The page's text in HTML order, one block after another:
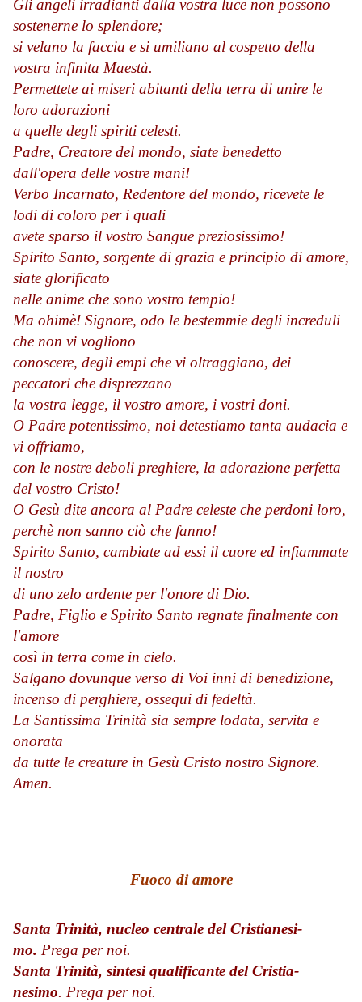
Gli angeli irradianti dalla vostra luce non possono
sostenerne lo splendore;
si velano la faccia e si umiliano al cospetto della
vostra infinita Maestà.
Permettete ai miseri abitanti della terra di unire le
loro adorazioni
a quelle degli spiriti celesti.
Padre, Creatore del mondo, siate benedetto
dall'opera delle vostre mani!
Verbo Incarnato, Redentore del mondo, ricevete le
lodi di coloro per i quali
avete sparso il vostro Sangue preziosissimo!
Spirito Santo, sorgente di grazia e principio di amore,
siate glorificato
nelle anime che sono vostro tempio!
Ma ohimè! Signore, odo le bestemmie degli increduli
che non vi vogliono
conoscere, degli empi che vi oltraggiano, dei
peccatori che disprezzano
la vostra legge, il vostro amore, i vostri doni.
O Padre potentissimo, noi detestiamo tanta audacia e
vi offriamo,
con le nostre deboli preghiere, la adorazione perfetta
del vostro Cristo!
O Gesù dite ancora al Padre celeste che perdoni loro,
perchè non sanno ciò che fanno!
Spirito Santo, cambiate ad essi il cuore ed infiammate
il nostro
di uno zelo ardente per l'onore di Dio.
Padre, Figlio e Spirito Santo regnate finalmente con
l'amore
così in terra come in cielo.
Salgano dovunque verso di Voi inni di benedizione,
incenso di perghiere, ossequi di fedeltà.
La Santissima Trinità sia sempre lodata, servita e
onorata
da tutte le creature in Gesù Cristo nostro Signore.
Amen.
Fuoco di amore
Santa Trinità, nucleo centrale del Cristianesi­
mo. Prega per noi.
Santa Trinità, sintesi qualificante del Cristia­
nesimo. Prega per noi.